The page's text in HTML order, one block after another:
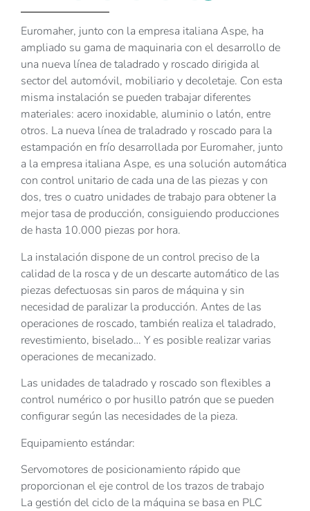
Euromaher, junto con la empresa italiana Aspe, ha
ampliado su gama de maquinaria con el desarrollo de
una nueva línea de taladrado y roscado dirigida al
sector del automóvil, mobiliario y decoletaje. Con esta
misma instalación se pueden trabajar diferentes
materiales: acero inoxidable, aluminio o latón, entre
otros. La nueva línea de traladrado y roscado para la
estampación en frío desarrollada por Euromaher, junto
a la empresa italiana Aspe, es una solución automática
con control unitario de cada una de las piezas y con
dos, tres o cuatro unidades de trabajo para obtener la
mejor tasa de producción, consiguiendo producciones
de hasta 10.000 piezas por hora.
La instalación dispone de un control preciso de la
calidad de la rosca y de un descarte automático de las
piezas defectuosas sin paros de máquina y sin
necesidad de paralizar la producción. Antes de las
operaciones de roscado, también realiza el taladrado,
revestimiento, biselado… Y es posible realizar varias
operaciones de mecanizado.
Las unidades de taladrado y roscado son flexibles a
control numérico o por husillo patrón que se pueden
configurar según las necesidades de la pieza.
Equipamiento estándar:
Servomotores de posicionamiento rápido que
proporcionan el eje control de los trazos de trabajo
La gestión del ciclo de la máquina se basa en PLC